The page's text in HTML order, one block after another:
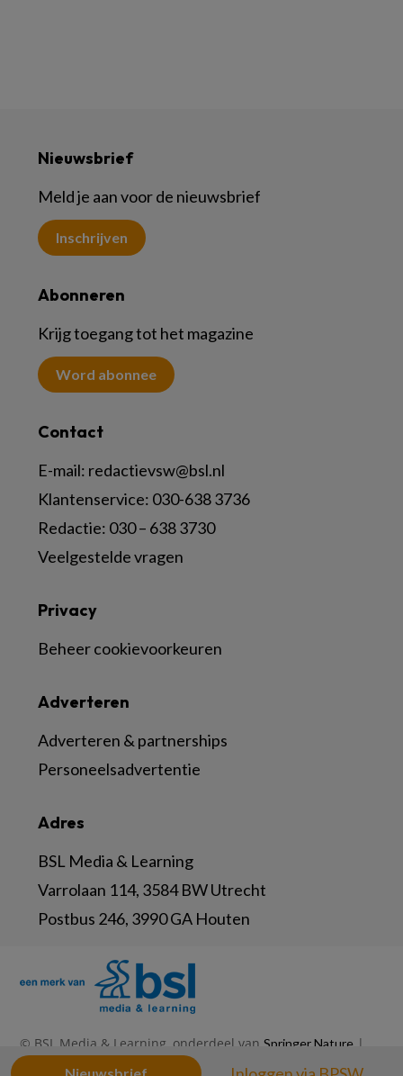
Nieuwsbrief
Meld je aan voor de nieuwsbrief
Inschrijven
Abonneren
Krijg toegang tot het magazine
Word abonnee
Contact
E-mail: redactievsw@bsl.nl
Klantenservice: 030-638 3736
Redactie: 030 – 638 3730
Veelgestelde vragen
Adres
BSL Media & Learning
Varrolaan 114, 3584 BW Utrecht
Postbus 246, 3990 GA Houten
Adverteren
Adverteren & partnerships
Personeelsadvertentie
Privacy
Beheer cookievoorkeuren
© BSL Media & Learning, onderdeel van Springer Nature |
Privacy Statement | Disclaimer|